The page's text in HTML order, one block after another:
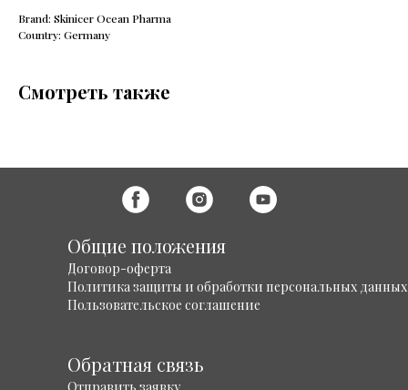
Brand: Skinicer Ocean Pharma
Country: Germany
Смотреть также
Общие положения
Договор-оферта
Политика защиты и обработки персональных данных
Пользовательское соглашение
Обратная связь